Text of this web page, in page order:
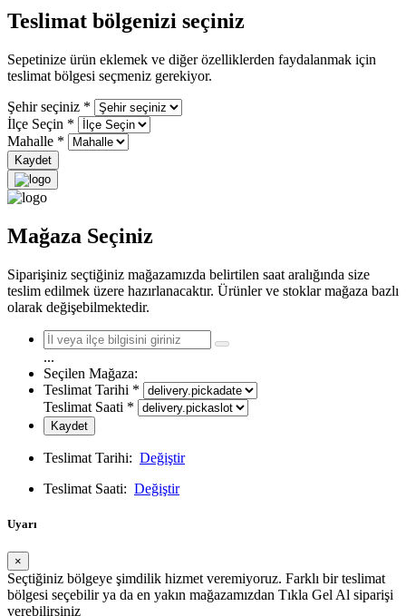
Teslimat bölgenizi seçiniz
Sepetinize ürün eklemek ve diğer özelliklerden faydalanmak için
teslimat bölgesi seçmeniz gerekiyor.
Şehir seçiniz *
İlçe Seçin *
Mahalle *
Kaydet
Mağaza Seçiniz
Siparişiniz seçtiğiniz mağazamızda belirtilen saat aralığında size
teslim edilmek üzere hazırlanacaktır. Ürünler ve stoklar mağaza bazlı
olarak değişebilmektedir.
...
Seçilen Mağaza:
Teslimat Tarihi *
Teslimat Saati *
Kaydet
Teslimat Tarihi: Değiştir
Teslimat Saati: Değiştir
Uyarı
×
Seçtiğiniz bölgeye şimdilik hizmet veremiyoruz. Farklı bir teslimat
bölgesi seçebilir ya da en yakın mağazamızdan Tıkla Gel Al siparişi
verebilirsiniz